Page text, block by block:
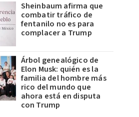
Sheinbaum afirma que
combatir tráfico de
fentanilo no es para
complacer a Trump
Árbol genealógico de
Elon Musk: quién es la
familia del hombre más
rico del mundo que
ahora está en disputa
con Trump